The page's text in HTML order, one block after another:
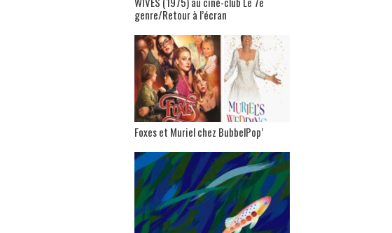
genre/Retour à l’écran
Foxes et Muriel chez BubbelPop’